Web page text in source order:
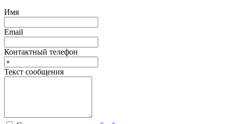
Имя
Email
Контактный телефон
Текст сообщения